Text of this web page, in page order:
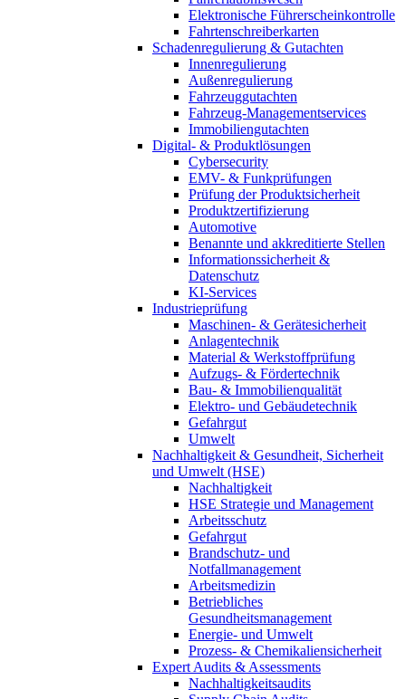
Elektronische Führerscheinkontrolle
Fahrtenschreiberkarten
Schadenregulierung & Gutachten
Innenregulierung
Außenregulierung
Fahrzeuggutachten
Fahrzeug-Managementservices
Immobiliengutachten
Digital- & Produktlösungen
Cybersecurity
EMV- & Funkprüfungen
Prüfung der Produktsicherheit
Produktzertifizierung
Automotive
Benannte und akkreditierte Stellen
Informationssicherheit &
Datenschutz
KI-Services
Industrieprüfung
Maschinen- & Gerätesicherheit
Anlagentechnik
Material & Werkstoffprüfung
Aufzugs- & Fördertechnik
Bau- & Immobilienqualität
Elektro- und Gebäudetechnik
Gefahrgut
Umwelt
Nachhaltigkeit & Gesundheit, Sicherheit
und Umwelt (HSE)
Nachhaltigkeit
HSE Strategie und Management
Arbeitsschutz
Gefahrgut
Brandschutz- und
Notfallmanagement
Arbeitsmedizin
Betriebliches
Gesundheitsmanagement
Energie- und Umwelt
Prozess- & Chemikaliensicherheit
Expert Audits & Assessments
Nachhaltigkeitsaudits